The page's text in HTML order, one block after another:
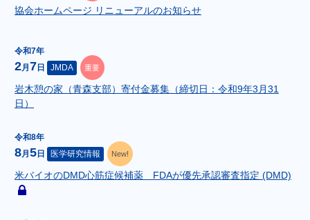
協会ホームページ リニューアルのお知らせ
令和7年
2月 7 日 JMDA 重要
岩木憩の家（青森支部）寄付金募集（締切日：令和9年3月31
日）
令和8年
8月 5 日 医学研究情報 New!
米バイオのDMD心筋症候補薬 FDAが優先承認審査指定 (DMD)